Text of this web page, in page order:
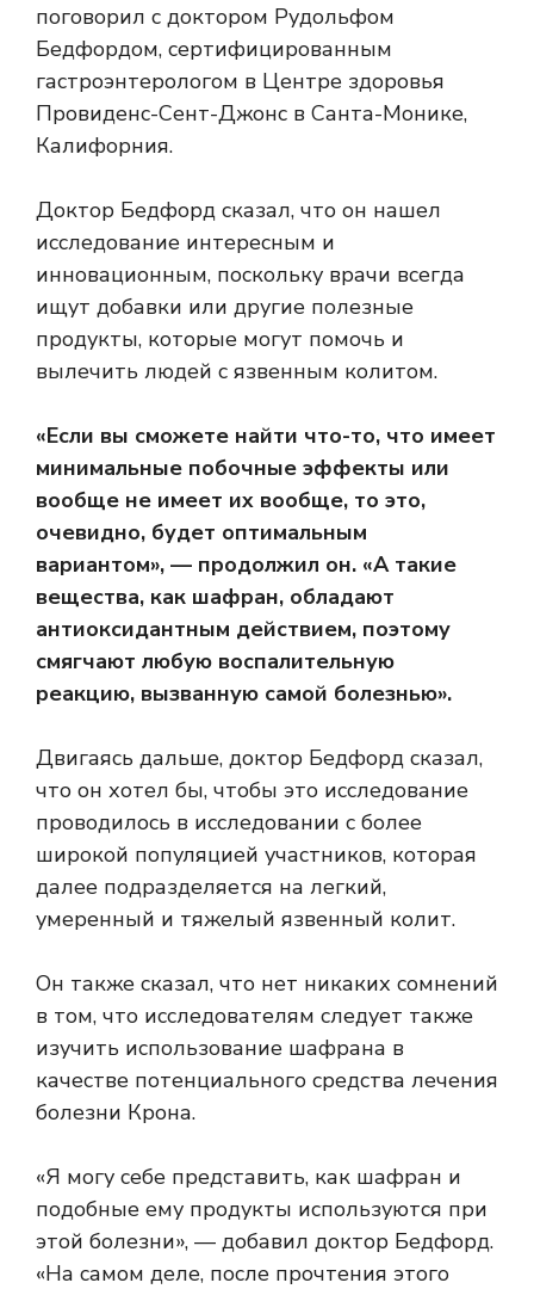
поговорил с доктором Рудольфом
Бедфордом, сертифицированным
гастроэнтерологом в Центре здоровья
Провиденс-Сент-Джонс в Санта-Монике,
Калифорния.
Доктор Бедфорд сказал, что он нашел
исследование интересным и
инновационным, поскольку врачи всегда
ищут добавки или другие полезные
продукты, которые могут помочь и
вылечить людей с язвенным колитом.
«Если вы сможете найти что-то, что имеет
минимальные побочные эффекты или
вообще не имеет их вообще, то это,
очевидно, будет оптимальным
вариантом», — продолжил он. «А такие
вещества, как шафран, обладают
антиоксидантным действием, поэтому
смягчают любую воспалительную
реакцию, вызванную самой болезнью».
Двигаясь дальше, доктор Бедфорд сказал,
что он хотел бы, чтобы это исследование
проводилось в исследовании с более
широкой популяцией участников, которая
далее подразделяется на легкий,
умеренный и тяжелый язвенный колит.
Он также сказал, что нет никаких сомнений
в том, что исследователям следует также
изучить использование шафрана в
качестве потенциального средства лечения
болезни Крона.
«Я могу себе представить, как шафран и
подобные ему продукты используются при
этой болезни», — добавил доктор Бедфорд.
«На самом деле, после прочтения этого